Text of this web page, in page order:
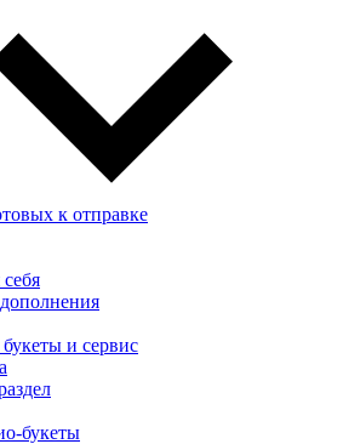
к отправке
и сервис
букеты